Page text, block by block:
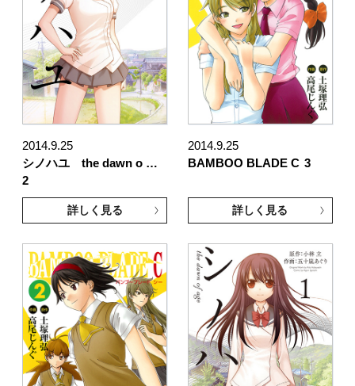
2014.9.25
シノハユ the dawn o …
2
詳しく見る
2014.9.25
BAMBOO BLADE C 3
詳しく見る